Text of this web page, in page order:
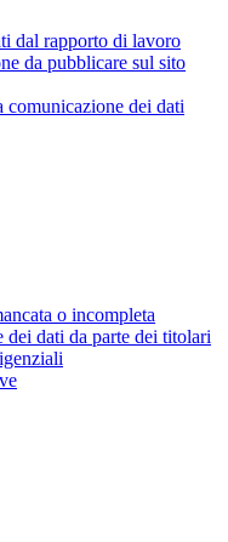
dal rapporto di lavoro
da pubblicare sul sito
comunicazione dei dati
o incompleta
dei dati da parte dei titolari